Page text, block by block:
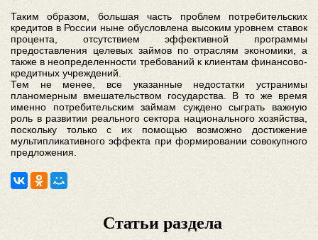
Таким образом, большая часть проблем потребительских
кредитов в России ныне обусловлена высоким уровнем ставок
процента, отсутствием эффективной программы
предоставления целевых займов по отраслям экономики, а
также в неопределенности требований к клиентам финансово-
кредитных учреждений.
Тем не менее, все указанные недостатки устранимы
планомерным вмешательством государства. В то же время
именно потребительским займам суждено сыграть важную
роль в развитии реального сектора национального хозяйства,
поскольку только с их помощью возможно достижение
мультипликативного эффекта при формировании совокупного
предложения.
Статьи раздела